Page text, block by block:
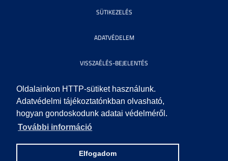
Oldalainkon HTTP-sütiket használunk.
Adatvédelmi tájékoztatónkban olvasható,
hogyan gondoskodunk adatai védelméről.
További információ
Elfogadom
SÜTIKEZELÉS
ADATVÉDELEM
VISSZAÉLÉS-BEJELENTÉS
KÖZÉRDEKŰ ADATOK
IMPRESSZUM